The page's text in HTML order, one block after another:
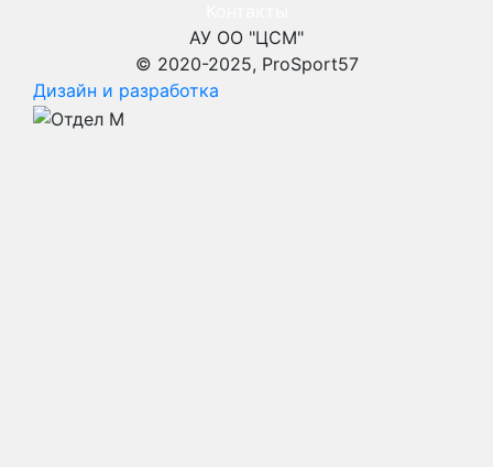
АУ ОО "ЦСМ"
© 2020-2025, ProSport57
Дизайн и разработка